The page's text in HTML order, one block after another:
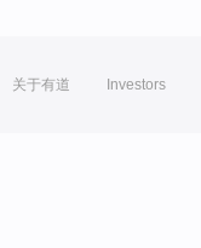
关于有道 Investors